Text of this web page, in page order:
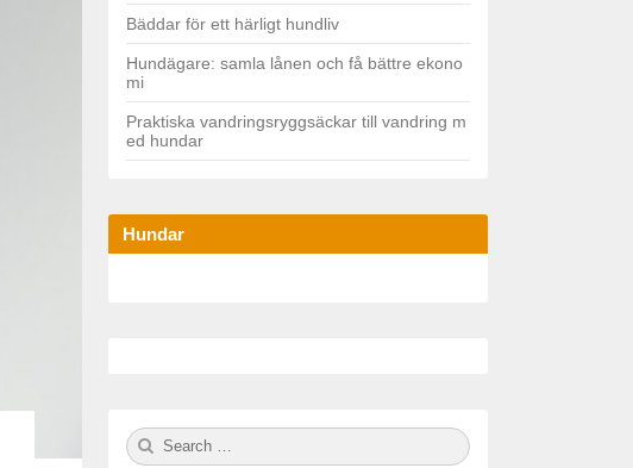
Bäddar för ett härligt hundliv
Hundägare: samla lånen och få bättre ekono
mi
Praktiska vandringsryggsäckar till vandring m
ed hundar
Hundar
S
e